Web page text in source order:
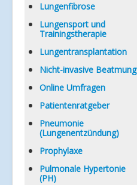
Lungenfibrose
Lungensport und
Trainingstherapie
Lungentransplantation
Nicht-invasive Beatmung
Online Umfragen
Patientenratgeber
Pneumonie
(Lungenentzündung)
Prophylaxe
Pulmonale Hypertonie
(PH)